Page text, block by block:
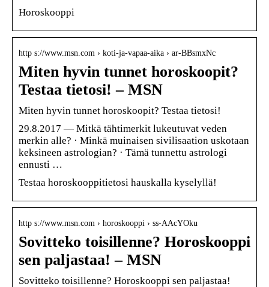
Horoskooppi
http s://www.msn.com › koti-ja-vapaa-aika › ar-BBsmxNc
Miten hyvin tunnet horoskoopit?
Testaa tietosi! – MSN
Miten hyvin tunnet horoskoopit? Testaa tietosi!
29.8.2017 — Mitkä tähtimerkit lukeutuvat veden
merkin alle? · Minkä muinaisen sivilisaation uskotaan
keksineen astrologian? · Tämä tunnettu astrologi
ennusti …
Testaa horoskooppitietosi hauskalla kyselyllä!
http s://www.msn.com › horoskooppi › ss-AAcYOku
Sovitteko toisillenne? Horoskooppi
sen paljastaa! – MSN
Sovitteko toisillenne? Horoskooppi sen paljastaa!